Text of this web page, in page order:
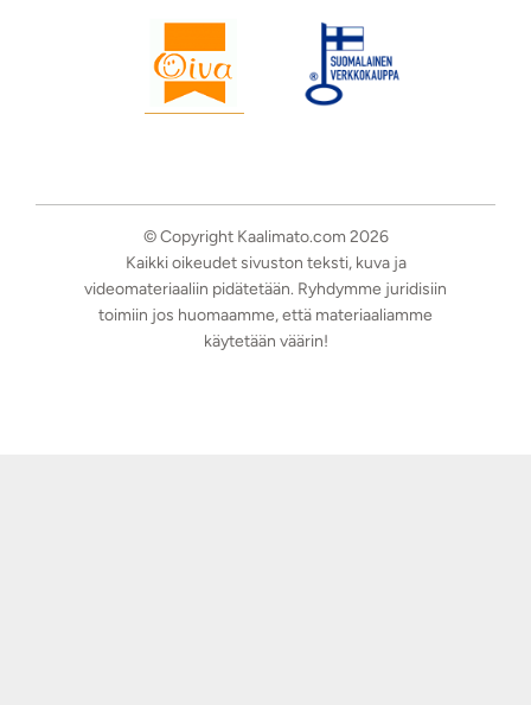
© Copyright Kaalimato.com 2026
Kaikki oikeudet sivuston teksti, kuva ja
videomateriaaliin pidätetään. Ryhdymme juridisiin
toimiin jos huomaamme, että materiaaliamme
käytetään väärin!